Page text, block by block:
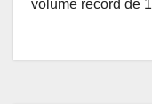
volume record de